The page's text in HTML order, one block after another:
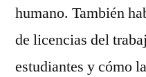
humano. También
de licencias del
estudiantes y cómo